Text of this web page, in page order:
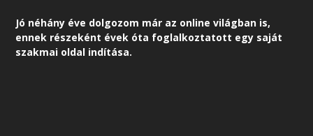
Jó néhány éve dolgozom már az online világban is,
ennek részeként évek óta foglalkoztatott egy saját
szakmai oldal indítása.